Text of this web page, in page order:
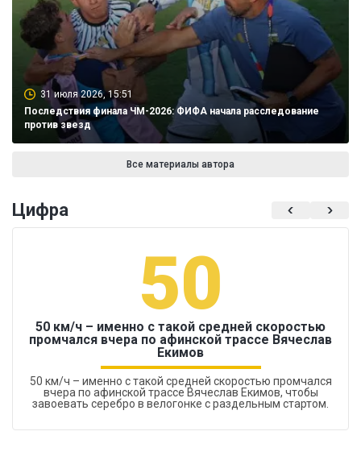
31 июля 2026, 15:51
Последствия финала ЧМ-2026: ФИФА начала расследование
против звезд
Все материалы автора
Цифра
50
50 км/ч – именно с такой средней скоростью
промчался вчера по афинской трассе Вячеслав
Екимов
50 км/ч – именно с такой средней скоростью промчался
вчера по афинской трассе Вячеслав Екимов, чтобы
завоевать серебро в велогонке с раздельным стартом.